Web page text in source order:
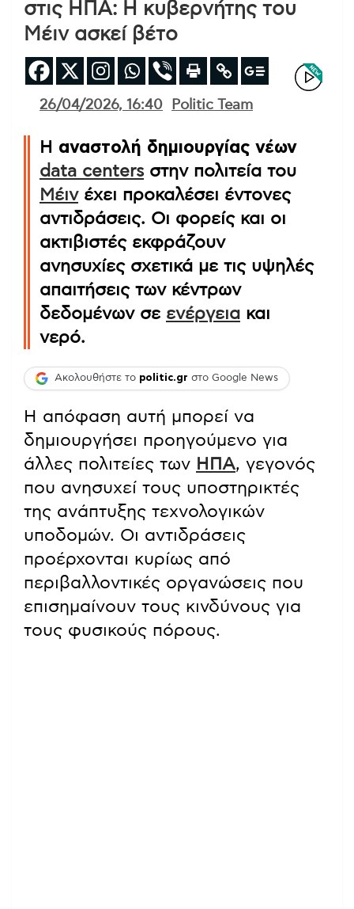
στις ΗΠΑ: Η κυβερνήτης του
Μέιν ασκεί βέτο
26/04/2026, 16:40 Politic Team
Η αναστολή δημιουργίας νέων
data centers στην πολιτεία του
Μέινέχει προκαλέσει έντονες
αντιδράσεις. Οι φορείς και οι
ακτιβιστές εκφράζουν
ανησυχίες σχετικά με τις υψηλές
απαιτήσεις των κέντρων
δεδομένων σε ενέργεια και
νερό.
Ακολουθήστε το politic.gr στο Google News
Η απόφαση αυτή μπορεί να
δημιουργήσει προηγούμενο για
άλλες πολιτείες των ΗΠΑ, γεγονός
που ανησυχεί τους υποστηρικτές
της ανάπτυξης τεχνολογικών
υποδομών. Οι αντιδράσεις
προέρχονται κυρίως από
περιβαλλοντικές οργανώσεις που
επισημαίνουν τους κινδύνους για
τους φυσικούς πόρους.